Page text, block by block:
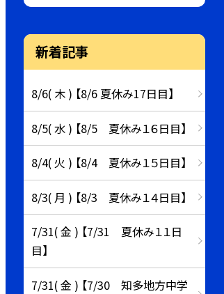
新着記事
8/6( 木 ) 【8/6 夏休み17日目】
8/5( 水 ) 【8/5 夏休み１６日目】
8/4( 火 ) 【8/4 夏休み１５日目】
8/3( 月 ) 【8/3 夏休み１４日目】
7/31( 金 ) 【7/31 夏休み１１日
目】
7/31( 金 ) 【7/30 知多地方中学